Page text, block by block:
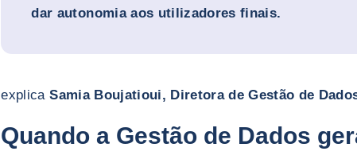
dar autonomia aos utilizadores finais.
explicaSamia Boujatioui, Diretora de Gestão de
Quando a Gestão de Dados